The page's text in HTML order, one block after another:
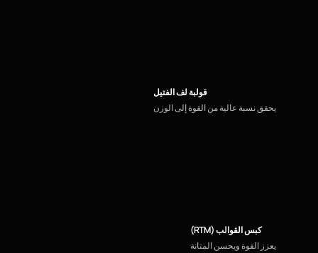
قولبة لف الفتيل
يحقق نسبة عالية من القوة إلى الوزن
كبس القوالب (RTM)
يعزز القوة ويحسن المتانة